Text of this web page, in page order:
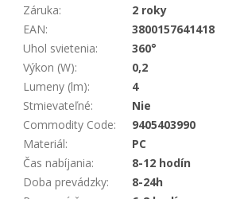
Záruka:
2 roky
EAN:
3800157641418
Uhol svietenia:
360°
Výkon (W):
0,2
Lumeny (lm):
4
Stmievateľné:
Nie
Commodity Code:
9405403990
Materiál:
PC
Čas nabíjania:
8-12 hodín
Doba prevádzky:
8-24h